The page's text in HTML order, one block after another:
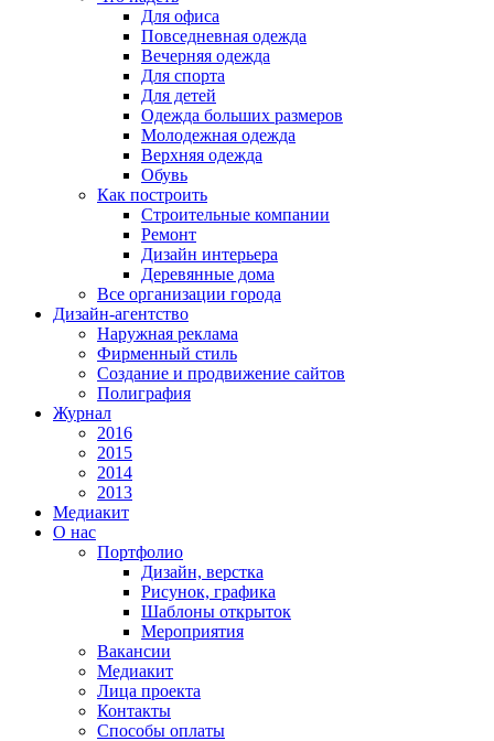
Для офиса
Повседневная одежда
Вечерняя одежда
Для спорта
Для детей
Одежда больших размеров
Молодежная одежда
Верхняя одежда
Обувь
Как построить
Строительные компании
Ремонт
Дизайн интерьера
Деревянные дома
Все организации города
Дизайн-агентство
Наружная реклама
Фирменный стиль
Создание и продвижение сайтов
Полиграфия
Журнал
2016
2015
2014
2013
Медиакит
О нас
Портфолио
Дизайн, верстка
Рисунок, графика
Шаблоны открыток
Мероприятия
Вакансии
Медиакит
Лица проекта
Контакты
Способы оплаты